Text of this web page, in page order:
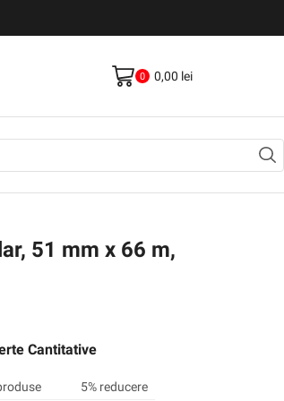
0 0,00 lei
51 mm x 66 m,
Cantitative
5% reducere